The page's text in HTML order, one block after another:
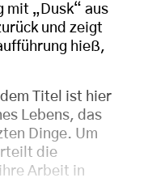
mit „Dusk“ aus
und zeigt
hieß,
Titel ist hier
Lebens, das
Dinge. Um
die
Arbeit in